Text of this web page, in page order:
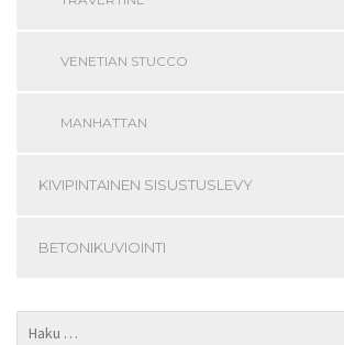
VENETIAN STUCCO
MANHATTAN
KIVIPINTAINEN SISUSTUSLEVY
BETONIKUVIOINTI